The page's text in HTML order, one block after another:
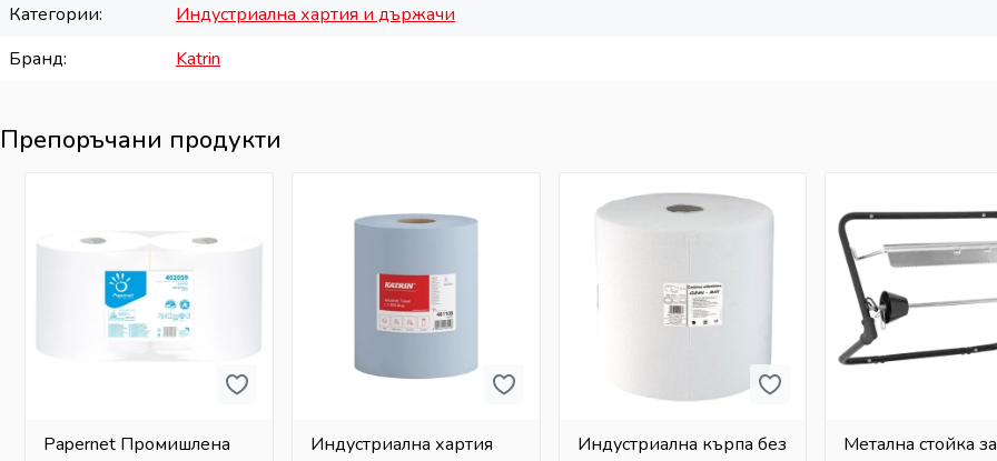
Категории
Индустриална хартия и държачи
Бранд
Katrin
Препоръчани продукти
Papernet Промишлена
Индустриална хартия
Индустриална кърпа без
Метална стойка за